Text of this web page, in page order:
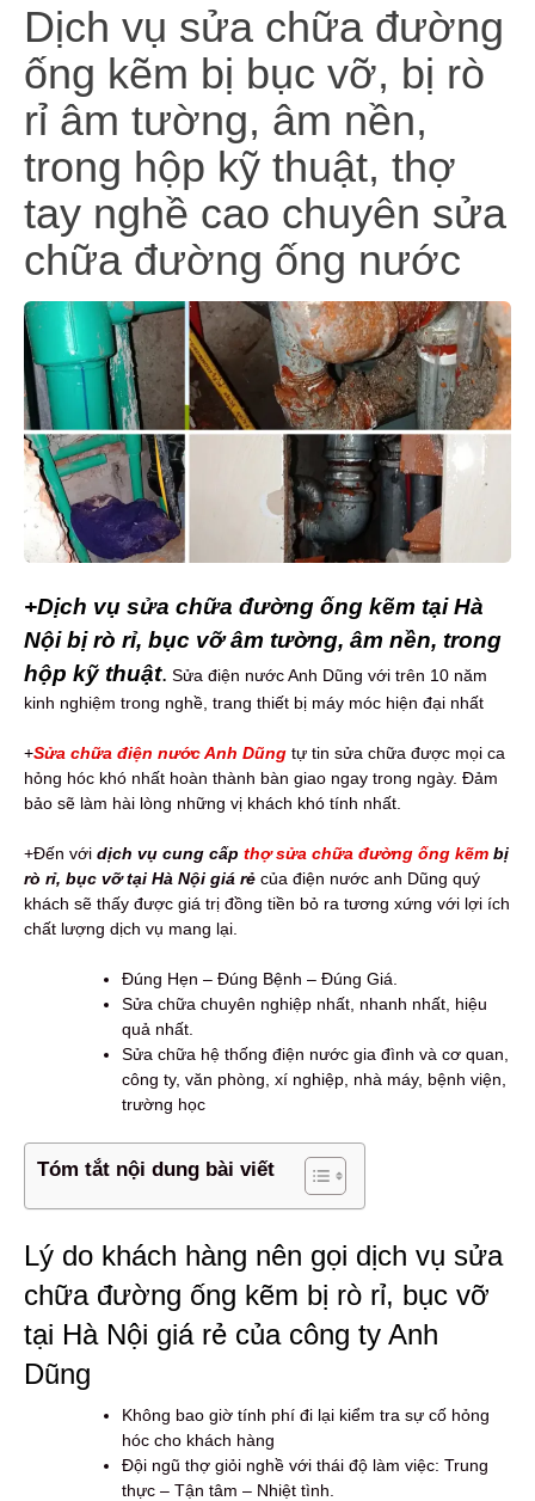
Dịch vụ sửa chữa đường
ống kẽm bị bục vỡ, bị rò
rỉ âm tường, âm nền,
trong hộp kỹ thuật, thợ
tay nghề cao chuyên sửa
chữa đường ống nước
+Dịch vụ sửa chữa đường ống kẽm tại Hà
Nội bị rò rỉ, bục vỡ âm tường, âm nền, trong
hộp kỹ thuật. Sửa điện nước Anh Dũng với trên 10 năm
kinh nghiệm trong nghề, trang thiết bị máy móc hiện đại nhất
+Sửa chữa điện nước Anh Dũng tự tin sửa chữa được mọi ca
hỏng hóc khó nhất hoàn thành bàn giao ngay trong ngày. Đảm
bảo sẽ làm hài lòng những vị khách khó tính nhất.
+Đến với dịch vụ cung cấp thợ sửa chữa đường ống kẽm bị
rò rỉ, bục vỡ tại Hà Nội giá rẻ của điện nước anh Dũng quý
khách sẽ thấy được giá trị đồng tiền bỏ ra tương xứng với lợi ích
chất lượng dịch vụ mang lại.
Đúng Hẹn – Đúng Bệnh – Đúng Giá.
Sửa chữa chuyên nghiệp nhất, nhanh nhất, hiệu
quả nhất.
Sửa chữa hệ thống điện nước gia đình và cơ quan,
công ty, văn phòng, xí nghiệp, nhà máy, bệnh viện,
trường học
Tóm tắt nội dung bài viết
Lý do khách hàng nên gọi dịch vụ sửa
chữa đường ống kẽm bị rò rỉ, bục vỡ
tại Hà Nội giá rẻ của công ty Anh
Dũng
Không bao giờ tính phí đi lại kiểm tra sự cố hỏng
hóc cho khách hàng
Đội ngũ thợ giỏi nghề với thái độ làm việc: Trung
thực – Tận tâm – Nhiệt tình.